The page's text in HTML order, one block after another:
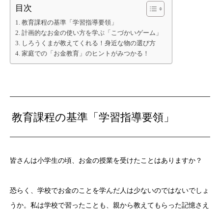
目次
教育課程の基準「学習指導要領」
計画的なお金の使い方を学ぶ「こづかいゲーム」
しろうくまが教えてくれる！身近な物の選び方
家庭での「お金教育」のヒントがみつかる！
教育課程の基準「学習指導要領」
皆さんは小学生の頃、お金の授業を受けたことはありますか？
恐らく、学校でお金のことを学んだ人は少ないのではないでしょ
うか。私は学校で習ったことも、親から教えてもらった記憶さえ